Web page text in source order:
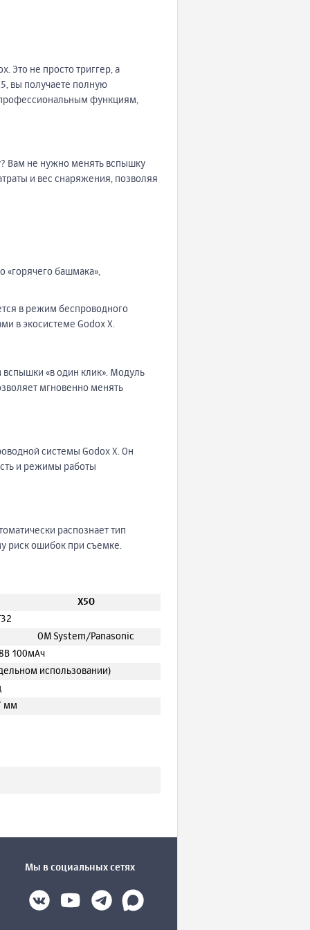
Это не просто триггер, а
вы получаете полную
профессиональным функциям,
Вам не нужно менять вспышку
и вес снаряжения, позволяя
«горячего башмака»,
в режим беспроводного
в экосистеме Godox X.
«в один клик». Модуль
мгновенно менять
системы Godox X. Он
и режимы работы
распознает тип
риск ошибок при съемке.
X5O
OM System/Panasonic
100мАч
использовании)
мм
Мы в социальных сетях